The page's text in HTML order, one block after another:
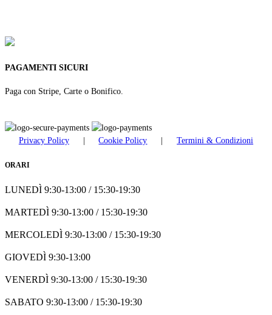
PAGAMENTI SICURI
Paga con Stripe, Carte o Bonifico.
Privacy Policy | Cookie Policy | Termini & Condizioni
ORARI
LUNEDÌ 9:30-13:00 / 15:30-19:30
MARTEDÌ 9:30-13:00 / 15:30-19:30
MERCOLEDÌ 9:30-13:00 / 15:30-19:30
GIOVEDÌ 9:30-13:00
VENERDÌ 9:30-13:00 / 15:30-19:30
SABATO 9:30-13:00 / 15:30-19:30